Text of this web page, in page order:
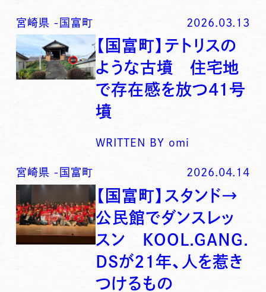
宮崎県 - 国富町 2026.03.13
【国富町】テトリスの
ような古墳 住宅地
で存在感を放つ41号
墳
WRITTEN BY omi
宮崎県 - 国富町 2026.04.14
【国富町】スタンド→
公民館でダンスレッ
スン KOOL.GANG.
DSが21年、人を惹き
つけるもの